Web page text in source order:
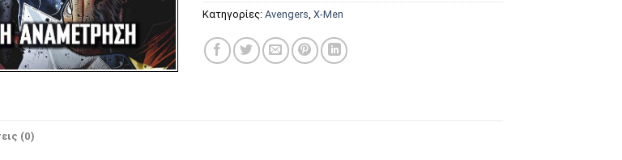
Κατηγορίες:Avengers,X-Men
(0)